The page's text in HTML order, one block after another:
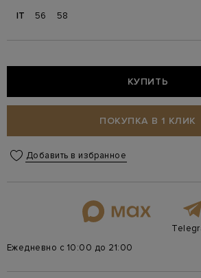
IT 56 58
КУПИТЬ
ПОКУПКА В 1 КЛИК
Добавить в избранное
Ежедневно с 10:00 до 21:00